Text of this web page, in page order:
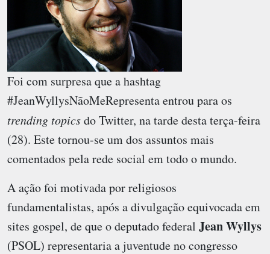
Foi com surpresa que a hashtag
#JeanWyllysNãoMeRepresenta entrou para os
trending topicsdo Twitter, na tarde desta terça-feira
(28). Este tornou-se um dos assuntos mais
comentados pela rede social em todo o mundo.
A ação foi motivada por religiosos
fundamentalistas, após a divulgação equivocada em
sites gospel, de que o deputado federal Jean Wyllys
(PSOL) representaria a juventude no congresso